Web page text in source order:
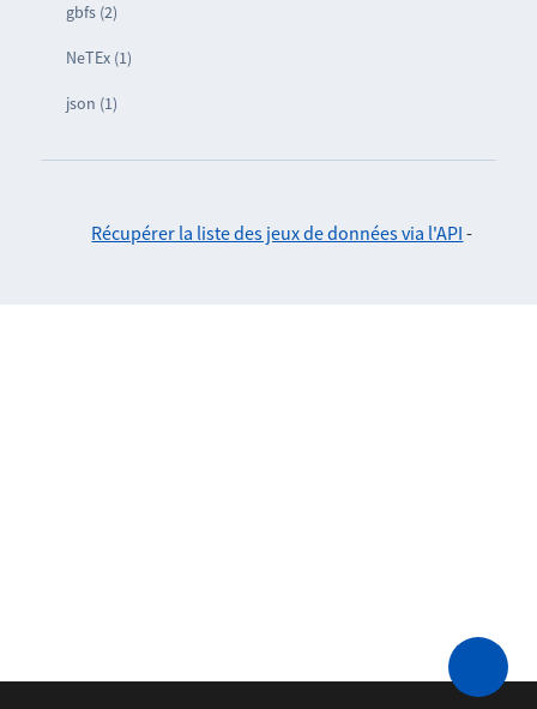
gbfs (2)
NeTEx (1)
json (1)
Récupérer la liste des jeux de données via l'API -